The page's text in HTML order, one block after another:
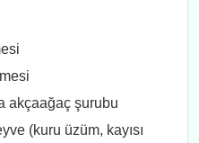
akçaağaç şurubu
(kuru üzüm, kayısı